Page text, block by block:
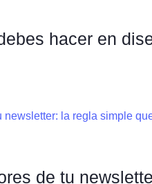
hacer en
de tu